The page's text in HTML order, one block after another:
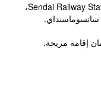
يقع الفندق ضمن مسافة قصيرة مشياً من Sendai Railway Station،
ساتسوماسنداي.